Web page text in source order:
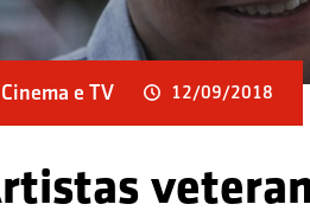
Cinema e TV 12/09/2018